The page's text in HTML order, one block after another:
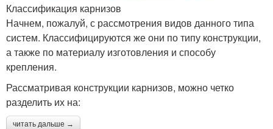
Классификация карнизов
Начнем, пожалуй, с рассмотрения видов данного типа
систем. Классифицируются же они по типу конструкции,
а также по материалу изготовления и способу
крепления.
Рассматривая конструкции карнизов, можно четко
разделить их на:
читать дальше →